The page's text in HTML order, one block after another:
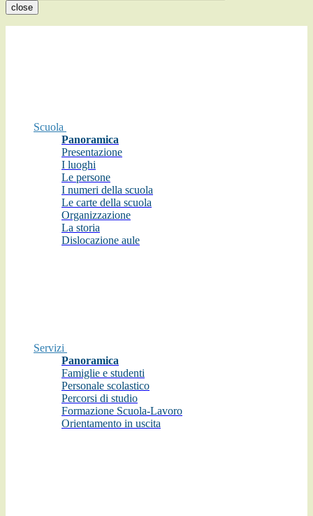
close
Scuola
Panoramica
Presentazione
I luoghi
Le persone
I numeri della scuola
Le carte della scuola
Organizzazione
La storia
Dislocazione aule
Servizi
Panoramica
Famiglie e studenti
Personale scolastico
Percorsi di studio
Formazione Scuola-Lavoro
Orientamento in uscita